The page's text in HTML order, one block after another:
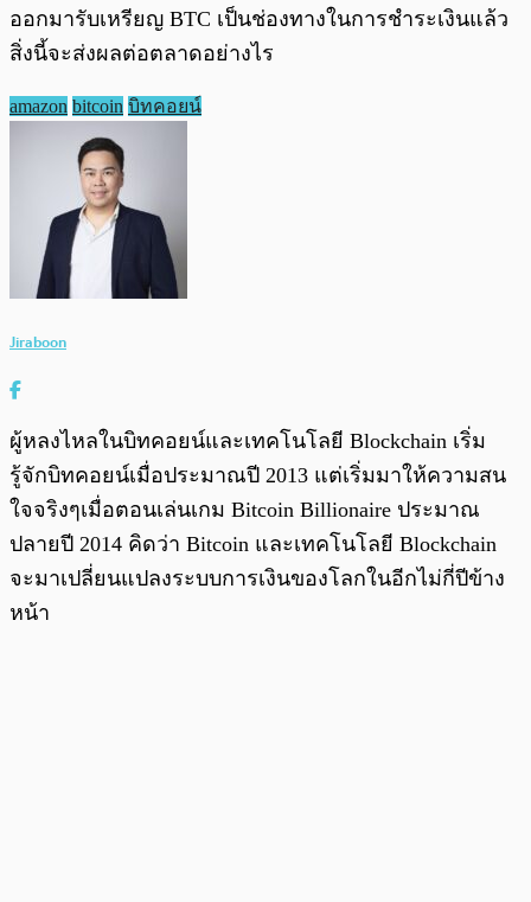
ออกมารับเหรียญ BTC เป็นช่องทางในการชำระเงินแล้ว
สิ่งนี้จะส่งผลต่อตลาดอย่างไร
amazon bitcoin บิทคอยน์
Jiraboon
ผู้หลงไหลในบิทคอยน์และเทคโนโลยี Blockchain เริ่ม
รู้จักบิทคอยน์เมื่อประมาณปี 2013 แต่เริ่มมาให้ความสน
ใจจริงๆเมื่อตอนเล่นเกม Bitcoin Billionaire ประมาณ
ปลายปี 2014 คิดว่า Bitcoin และเทคโนโลยี Blockchain
จะมาเปลี่ยนแปลงระบบการเงินของโลกในอีกไม่กี่ปีข้าง
หน้า